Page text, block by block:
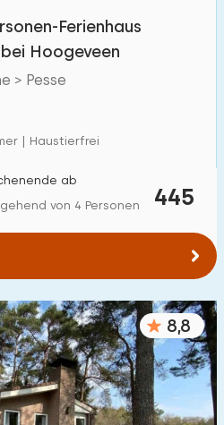
Ferienhaus
Hoogeveen
> Pesse
| Haustierfrei
445
ab
von 4 Personen
8,8